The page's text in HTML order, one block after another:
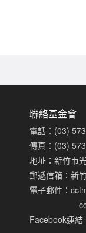
聯絡基金會
電話：(03)
傳真：(03)
地址：新竹市
郵遞信箱：新
電子郵件：
Facebook連結